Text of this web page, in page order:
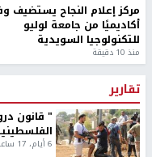
مركز إعلام النجاح يستضيف
أكاديميًا من جامعة لوليو
للتكنولوجيا السويدية
منذ 10 دقيقة
تقارير
" قانون
6 أيام، 17 ساعة ago